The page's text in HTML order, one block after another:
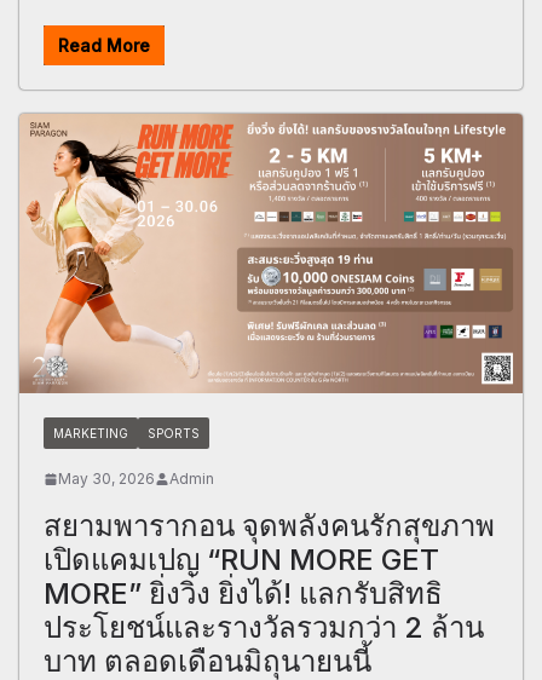
Read More
MARKETING SPORTS
May 30, 2026 Admin
สยามพารากอน จุดพลังคนรักสุขภาพ
เปิดแคมเปญ “RUN MORE GET
MORE” ยิ่งวิ่ง ยิ่งได้! แลกรับสิทธิ
ประโยชน์และรางวัลรวมกว่า 2 ล้าน
บาท ตลอดเดือนมิถุนายนนี้